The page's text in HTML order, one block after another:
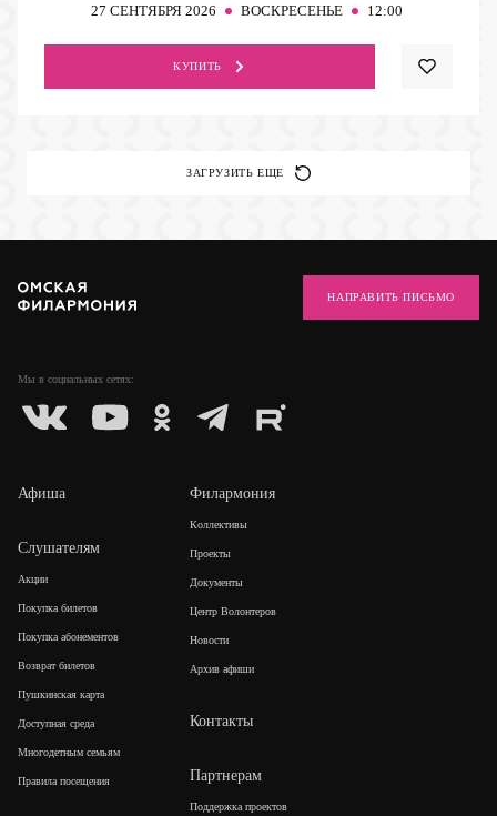
27 СЕНТЯБРЯ 2026 ВОСКРЕСЕНЬЕ 12:00
КУПИТЬ
ЗАГРУЗИТЬ ЕЩЕ
Мы в социальных сетях:
НАПРАВИТЬ ПИСЬМО
Афиша
Слушателям
Акции
Покупка билетов
Покупка абонементов
Возврат билетов
Пушкинская карта
Доступная среда
Многодетным семьям
Правила посещения
Филармония
Коллективы
Проекты
Документы
Центр Волонтеров
Новости
Архив афиши
Контакты
Партнерам
Поддержка проектов